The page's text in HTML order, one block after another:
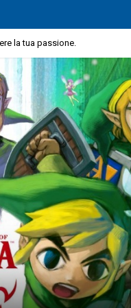
la tua passione.